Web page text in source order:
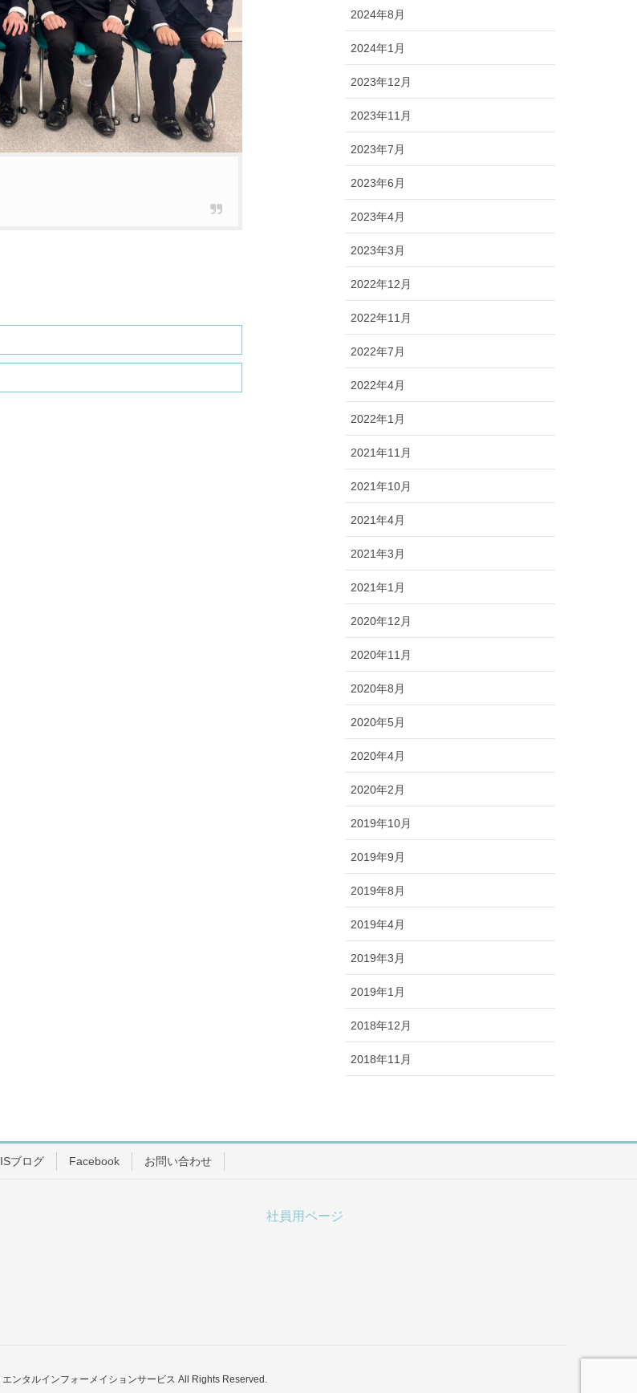
2024年8月
2024年1月
2023年12月
2023年11月
2023年7月
2023年6月
2023年4月
2023年3月
2022年12月
2022年11月
2022年7月
2022年4月
2022年1月
2021年11月
2021年10月
2021年4月
2021年3月
2021年1月
2020年12月
2020年11月
2020年8月
2020年5月
2020年4月
2020年2月
2019年10月
2019年9月
2019年8月
2019年4月
2019年3月
2019年1月
2018年12月
2018年11月
ブログ Facebook お問い合わせ
社員用ページ
ンタルインフォーメイションサービス All Rights Reserved.